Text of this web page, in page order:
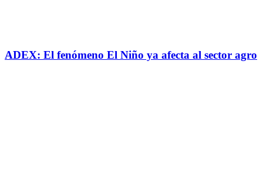
ADEX: El fenómeno El Niño ya afecta al sector agro